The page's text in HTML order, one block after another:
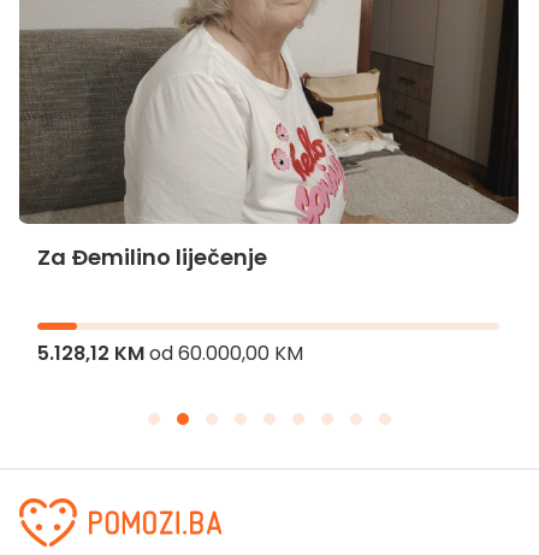
Za Đemilino liječenje
5.128,12 KMod60.000,00 KM